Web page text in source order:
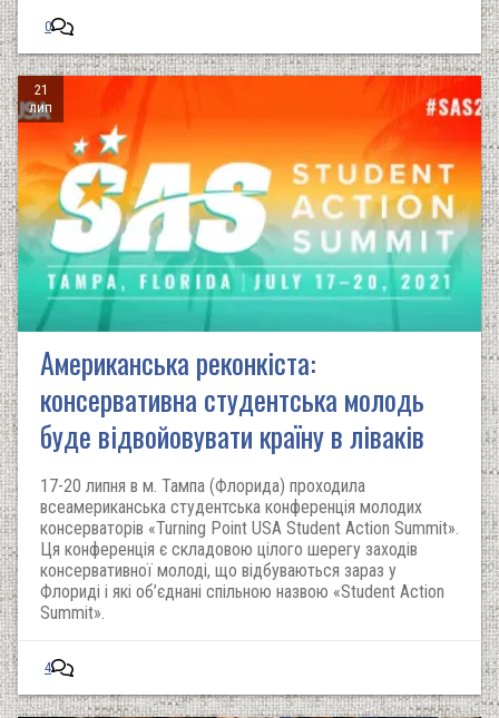
0
21
лип
Американська реконкіста:
консервативна студентська молодь
буде відвойовувати країну в ліваків
17-20 липня в м. Тампа (Флорида) проходила
всеамериканська студентська конференція молодих
консерваторів «Turning Point USA Student Action Summit».
Ця конференція є складовою цілого шерегу заходів
консервативної молоді, що відбуваються зараз у
Флориді і які об’єднані спільною назвою «Student Action
Summit».
4